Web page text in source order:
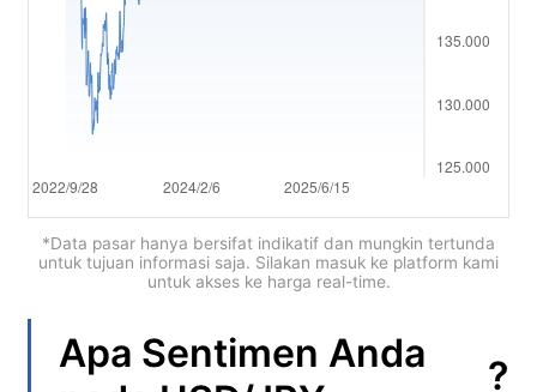
Português (Brasil)
Português
Français
Nederlands
*Data pasar hanya bersifat indikatif dan mungkin tertunda
untuk tujuan informasi saja. Silakan masuk ke platform kami
untuk akses ke harga real-time.
Apa Sentimen Anda
?